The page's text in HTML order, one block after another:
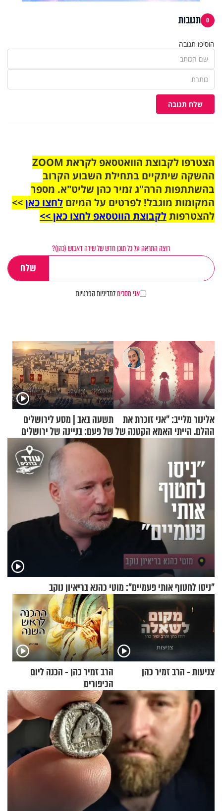
0 תגובות
הוסיפו תגובה
שלח תגובה
הצטרפו לקבוצת הוואטסאפ לקראת ZOOM
ההשקה שיתקיים בתחילת השבוע הקרוב
בהשתתפות הרה"ג זמיר כהן שליט"א. מספר
המקומות מוגבל! לפרטים על המיזם לחצו כאן>>
להצטרפותלקבוצת הווטסאפ לחצו כאן >>
רוצה התראה על כל תוכן חדש של שירה דאבוש (כהן)?
אני מסכיםלמדיניות הפרטיות
אלינור מלייב: "אני זוכרת את
ההלם. הייתי האמא הקטנה של
תשעה באב | מסע לירושלים
של פעם: בניינה של ירושלים
"ניסו לחטוף אותי פעמיים": מוטי כהנא בריאיון נוקב
צניעות - הרב זמיר כהן
הרב זמיר כהן - הכנה ליום
הכיפורים